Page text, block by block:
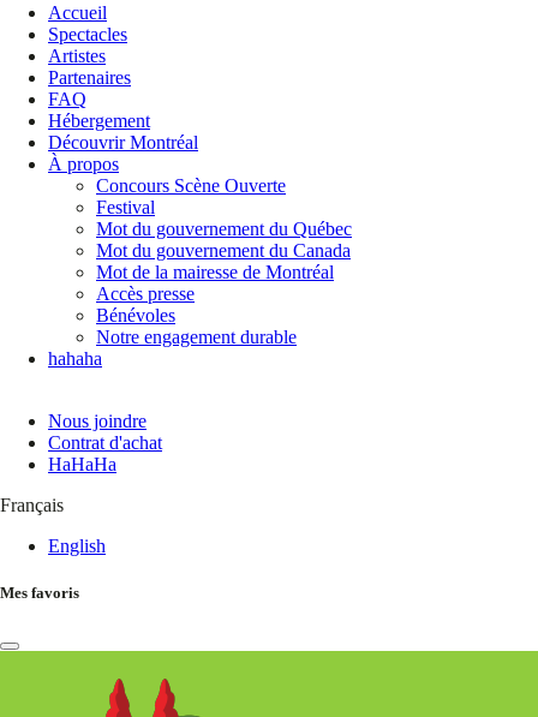
Accueil
Spectacles
Artistes
Partenaires
FAQ
Hébergement
Découvrir Montréal
À propos
Concours Scène Ouverte
Festival
Mot du gouvernement du Québec
Mot du gouvernement du Canada
Mot de la mairesse de Montréal
Accès presse
Bénévoles
Notre engagement durable
hahaha
Nous joindre
Contrat d'achat
HaHaHa
Français
English
Mes favoris